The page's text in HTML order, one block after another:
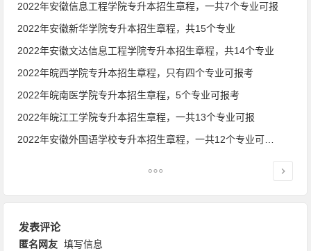
2022年安徽信息工程学院专升本招生章程，一共7个专业可报
2022年安徽新华学院专升本招生章程，共15个专业
2022年安徽文达信息工程学院专升本招生章程，共14个专业
2022年皖西学院专升本招生章程，只有四个专业可报考
2022年皖南医学院专升本招生章程，5个专业可报考
2022年皖江工学院专升本招生章程，一共13个专业可报
2022年安徽外国语学校专升本招生章程，一共12个专业可报考
发表评论
匿名网友 填写信息